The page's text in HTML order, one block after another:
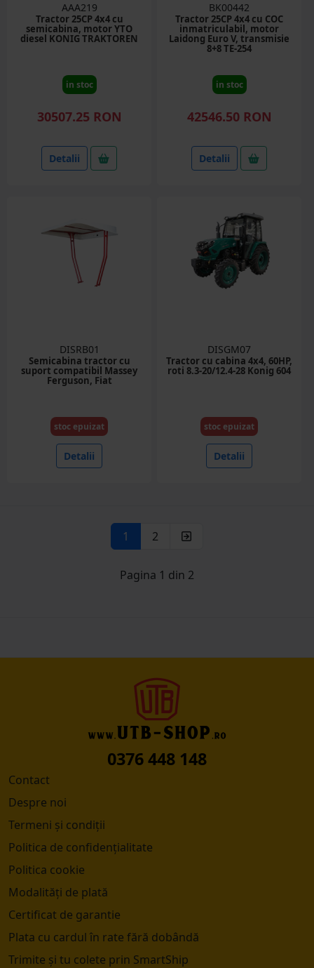
AAA219
Tractor 25CP 4x4 cu
semicabina, motor YTO
diesel KONIG TRAKTOREN
in stoc
30507.25 RON
Detalii
BK00442
Tractor 25CP 4x4 cu COC
inmatriculabil, motor
Laidong Euro V, transmisie
8+8 TE-254
in stoc
42546.50 RON
Detalii
DISRB01
Semicabina tractor cu
suport compatibil Massey
Ferguson, Fiat
stoc epuizat
Detalii
DISGM07
Tractor cu cabina 4x4, 60HP,
roti 8.3-20/12.4-28 Konig 604
stoc epuizat
Detalii
1 2
Pagina 1 din 2
0376 448 148
Contact
Despre noi
Termeni și condiții
Politica de confidențialitate
Politica cookie
Modalități de plată
Certificat de garantie
Plata cu cardul în rate fără dobândă
Trimite și tu colete prin SmartShip